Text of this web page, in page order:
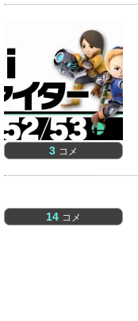
3 コメ
14 コメ